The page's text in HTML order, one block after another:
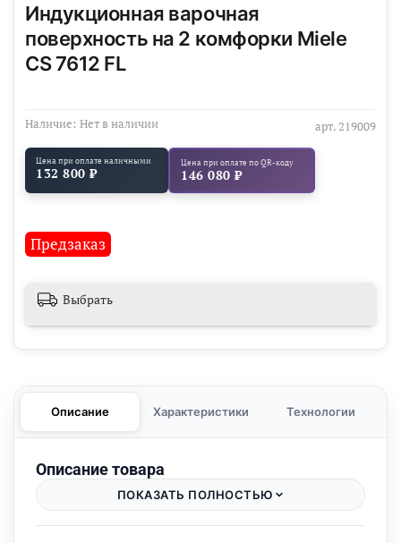
арт. 219009
Наличие: Нет в наличии
Предзаказ
Индукционная варочная
поверхность на 2 комфорки Miele
CS 7612 FL
Цена при оплате наличными
132 800 ₽
Цена при оплате по QR-коду
146 080 ₽
Выбрать
Описание Характеристики Технологии
Описание товара
ПОКАЗАТЬ ПОЛНОСТЬЮ